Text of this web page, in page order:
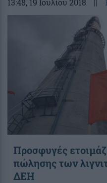
13:48, 19 Ιουλίου 2018 ||
Προσφυγές
πώλησης των
ΔΕΗ